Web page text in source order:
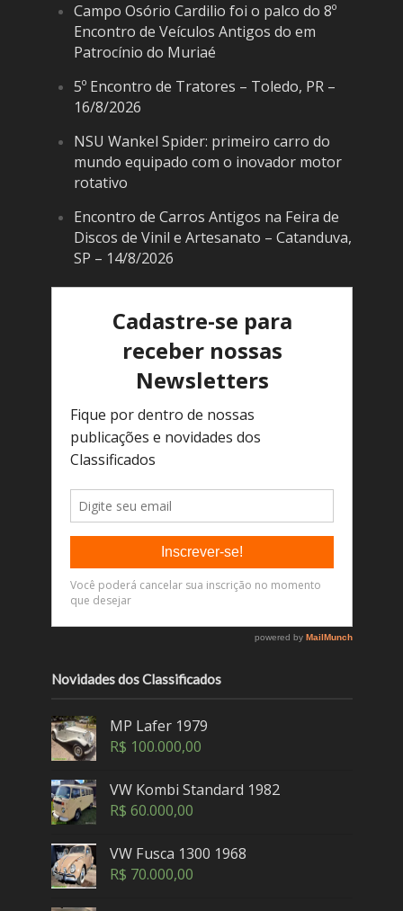
Campo Osório Cardilio foi o palco do 8º
Encontro de Veículos Antigos do em
Patrocínio do Muriaé
5º Encontro de Tratores – Toledo, PR –
16/8/2026
NSU Wankel Spider: primeiro carro do
mundo equipado com o inovador motor
rotativo
Encontro de Carros Antigos na Feira de
Discos de Vinil e Artesanato – Catanduva,
SP – 14/8/2026
Novidades dos Classificados
MP Lafer 1979
R$ 100.000,00
VW Kombi Standard 1982
R$ 60.000,00
VW Fusca 1300 1968
R$ 70.000,00